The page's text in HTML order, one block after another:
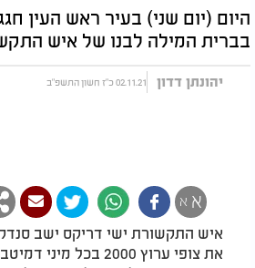
היום (יום שני) בעיר ראש העין
בברית המילה לבנו של איש
יהונתן דדון 02.11.21 כ"ז חשון התשפ"ב
א א
איש התקשורת ישי דריקס ישב
את צופי ערוץ 2000 בכל מיני דמיטב ל"ברכה והצלחה".